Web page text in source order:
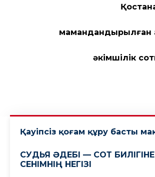
мамандандырылған
әкімшілік
Қауіпсіз қоғам құру басты
СУДЬЯ ӘДЕБІ — СОТ
СЕНІМНІҢ НЕГІЗІ